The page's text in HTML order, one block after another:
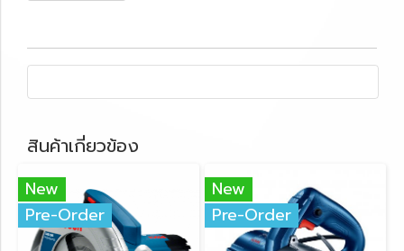
สินค้าเกี่ยวข้อง
New
Pre-Order
New
Pre-Order